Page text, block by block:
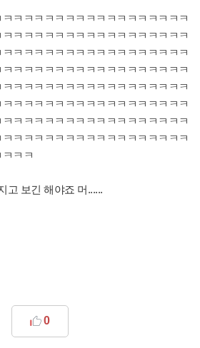
ㅋㅋㅋㅋㅋㅋㅋㅋㅋㅋㅋㅋㅋㅋㅋㅋㅋ
ㅋㅋㅋㅋㅋㅋㅋㅋㅋㅋㅋㅋㅋㅋㅋㅋㅋ
ㅋㅋㅋㅋㅋㅋㅋㅋㅋㅋㅋㅋㅋㅋㅋㅋㅋ
ㅋㅋㅋㅋㅋㅋㅋㅋㅋㅋㅋㅋㅋㅋㅋㅋㅋ
ㅋㅋㅋㅋㅋㅋㅋㅋㅋㅋㅋㅋㅋㅋㅋㅋㅋ
ㅋㅋㅋㅋㅋㅋㅋㅋㅋㅋㅋㅋㅋㅋㅋㅋㅋ
ㅋㅋㅋㅋㅋㅋㅋㅋㅋㅋㅋㅋㅋㅋㅋㅋㅋ
ㅋㅋㅋㅋㅋㅋㅋㅋㅋㅋㅋㅋㅋㅋㅋㅋㅋ
ㅋㅋ
고 보긴 해야죠 머......
0